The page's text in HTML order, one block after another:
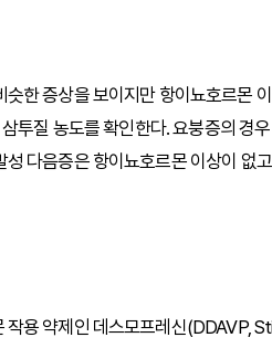
한 증상을 보이지만 항이뇨호르몬
투질 농도를 확인한다. 요붕증의 경
다음증은 항이뇨호르몬 이상이 없
용 약제인 데스모프레신(DDAVP,